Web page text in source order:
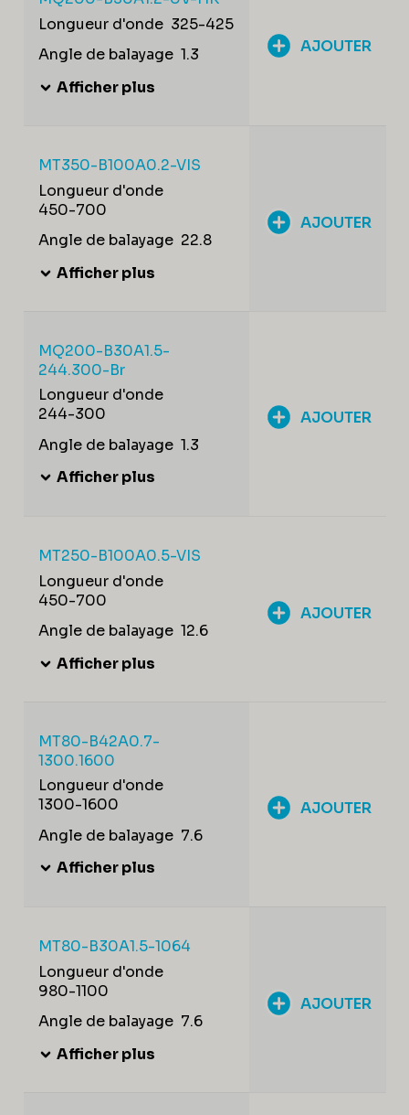
Longueur d'onde 325-425
Angle de balayage 1.3
Afficher plus
AJOUTER
MT350-B100A0.2-VIS
Longueur d'onde
450-700
Angle de balayage 22.8
Afficher plus
AJOUTER
MQ200-B30A1.5-
244.300-Br
Longueur d'onde
244-300
Angle de balayage 1.3
Afficher plus
AJOUTER
MT250-B100A0.5-VIS
Longueur d'onde
450-700
Angle de balayage 12.6
Afficher plus
AJOUTER
MT80-B42A0.7-
1300.1600
Longueur d'onde
1300-1600
Angle de balayage 7.6
Afficher plus
AJOUTER
MT80-B30A1.5-1064
Longueur d'onde
980-1100
Angle de balayage 7.6
Afficher plus
AJOUTER